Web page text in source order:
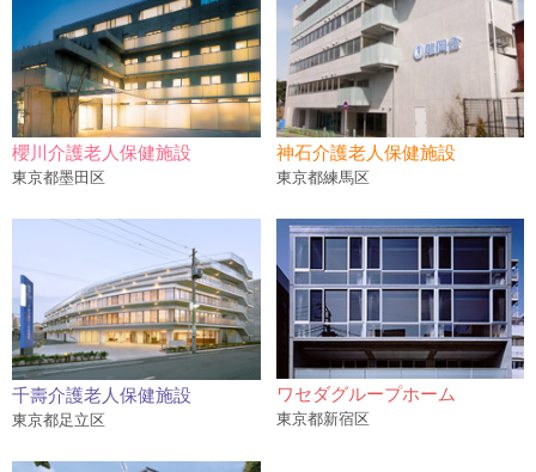
櫻川介護老人保健施設
東京都墨田区
神石介護老人保健施設
東京都練馬区
千壽介護老人保健施設
東京都足立区
ワセダグループホーム
東京都新宿区